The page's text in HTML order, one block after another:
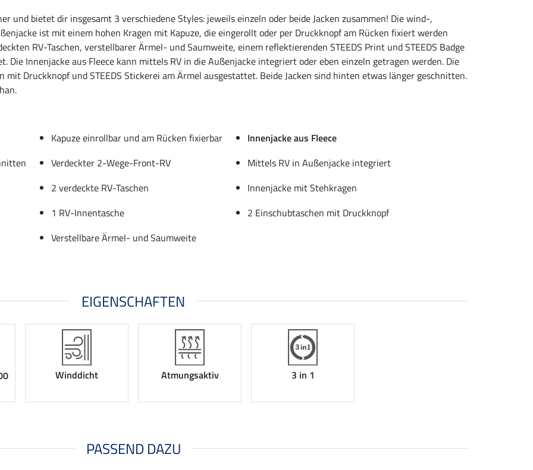
und bietet dir insgesamt 3 verschiedene Styles: jeweils einzeln oder beide Jacken zusammen! Die wind-,
ist mit einem hohen Kragen mit Kapuze, die eingerollt oder per Druckknopf am Rücken fixiert werden
RV-Taschen, verstellbarer Ärmel- und Saumweite, einem reflektierenden STEEDS Print und STEEDS Badge
Die Innenjacke aus Fleece kann mittels RV in die Außenjacke integriert oder eben einzeln getragen werden. Die
Druckknopf und STEEDS Stickerei am Ärmel ausgestattet. Beide Jacken sind hinten etwas länger geschnitten.
Kapuze einrollbar und am Rücken fixierbar
Innenjacke aus Fleece
Verdeckter 2-Wege-Front-RV
Mittels RV in Außenjacke integriert
2 verdeckte RV-Taschen
Innenjacke mit Stehkragen
1 RV-Innentasche
2 Einschubtaschen mit Druckknopf
Verstellbare Ärmel- und Saumweite
EIGENSCHAFTEN
Winddicht Atmungsaktiv 3 in 1
PASSEND DAZU